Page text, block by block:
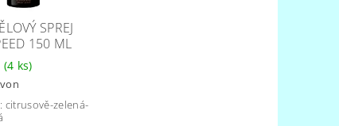
SPREJ
150 ML
(4 ks)
citrusově-zelená-